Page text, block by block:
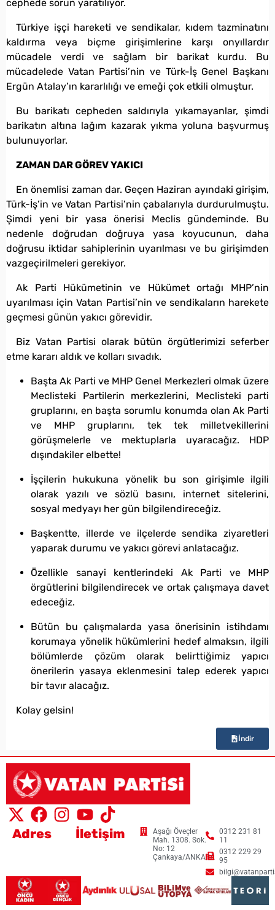
cephede sorun yaratılıyor.
Türkiye işçi hareketi ve sendikalar, kıdem tazminatını
kaldırma veya biçme girişimlerine karşı onyıllardır
mücadele verdi ve sağlam bir barikat kurdu. Bu
mücadelede Vatan Partisi’nin ve Türk-İş Genel Başkanı
Ergün Atalay’ın kararlılığı ve emeği çok etkili olmuştur.
Bu barikatı cepheden saldırıyla yıkamayanlar, şimdi
barikatın altına lağım kazarak yıkma yoluna başvurmuş
bulunuyorlar.
ZAMAN DAR GÖREV YAKICI
En önemlisi zaman dar. Geçen Haziran ayındaki girişim,
Türk-İş’in ve Vatan Partisi’nin çabalarıyla durdurulmuştu.
Şimdi yeni bir yasa önerisi Meclis gündeminde. Bu
nedenle doğrudan doğruya yasa koyucunun, daha
doğrusu iktidar sahiplerinin uyarılması ve bu girişimden
vazgeçirilmeleri gerekiyor.
Ak Parti Hükümetinin ve Hükümet ortağı MHP’nin
uyarılması için Vatan Partisi’nin ve sendikaların harekete
geçmesi günün yakıcı görevidir.
Biz Vatan Partisi olarak bütün örgütlerimizi seferber
etme kararı aldık ve kolları sıvadık.
Başta Ak Parti ve MHP Genel Merkezleri olmak üzere
Meclisteki Partilerin merkezlerini, Meclisteki parti
gruplarını, en başta sorumlu konumda olan Ak Parti
ve MHP gruplarını, tek tek milletvekillerini
görüşmelerle ve mektuplarla uyaracağız. HDP
dışındakiler elbette!
İşçilerin hukukuna yönelik bu son girişimle ilgili
olarak yazılı ve sözlü basını, internet sitelerini,
sosyal medyayı her gün bilgilendireceğiz.
Başkentte, illerde ve ilçelerde sendika ziyaretleri
yaparak durumu ve yakıcı görevi anlatacağız.
Özellikle sanayi kentlerindeki Ak Parti ve MHP
örgütlerini bilgilendirecek ve ortak çalışmaya davet
edeceğiz.
Bütün bu çalışmalarda yasa önerisinin istihdamı
korumaya yönelik hükümlerini hedef almaksın, ilgili
bölümlerde çözüm olarak belirttiğimiz yapıcı
önerilerin yasaya eklenmesini talep ederek yapıcı
bir tavır alacağız.
Kolay gelsin!
İndir
Adres
Aşağı Öveçler
Mah. 1308. Sok.
No: 12
Çankaya/ANKARA
İletişim
0312 231 81
11
0312 229 29
95